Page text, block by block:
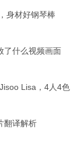
身材好钢琴棒
了什么视频画面
Lisa，4人4色
翻译解析